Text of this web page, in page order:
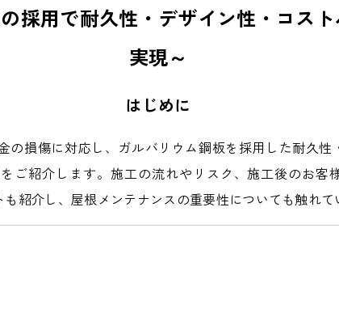
採用で耐久性・デザイン性・コス
実現～
はじめに
の損傷に対応し、ガルバリウム鋼板を採用した耐久
ご紹介します。施工の流れやリスク、施工後のお客
も紹介し、屋根メンテナンスの重要性についても触れ